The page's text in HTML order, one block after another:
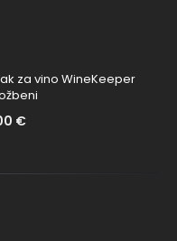
za vino WineKeeper
€